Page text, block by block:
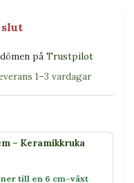
på Trustpilot
1–3 vardagar
– Keramikkruka
till en 6 cm-växt